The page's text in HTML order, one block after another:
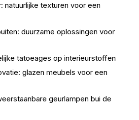
natuurlijke texturen voor een
duurzame oplossingen voor
tatoeages op interieurstoffen
glazen meubels voor een
geurlampen bui de